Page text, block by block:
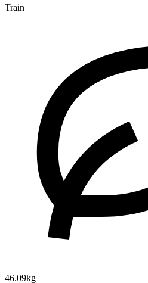
Train
46.09kg